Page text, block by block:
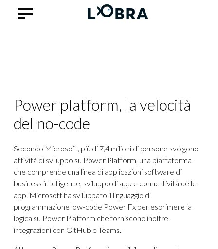
Power platform, la velocità
del no-code
Secondo Microsoft, più di 7,4 milioni di persone svolgono
attività di sviluppo su Power Platform, una piattaforma
che comprende una linea di applicazioni software di
business intelligence, sviluppo di app e connettività delle
app. Microsoft ha sviluppato il linguaggio di
programmazione low-code Power Fx per esprimere la
logica su Power Platform che forniscono inoltre
integrazioni con GitHub e Teams.